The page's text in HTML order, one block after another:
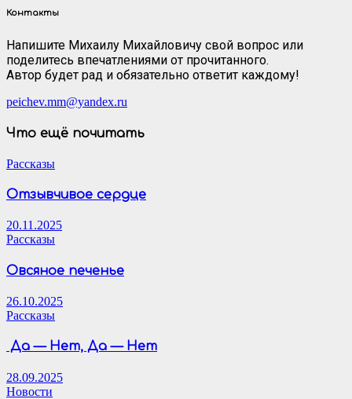
Контакты
Напишите Михаилу Михайловичу свой вопрос или
поделитесь впечатлениями от прочитанного.
Автор будет рад и обязательно ответит каждому!
peichev.mm@yandex.ru
Что ещё почитать
Рассказы
Отзывчивое сердце
20.11.2025
Рассказы
Овсяное печенье
26.10.2025
Рассказы
Да — Нет, Да — Нет
28.09.2025
Новости